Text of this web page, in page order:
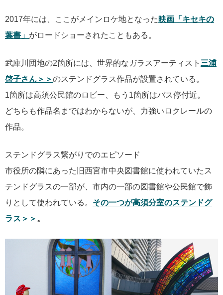
2017年には、ここがメインロケ地となった映画「キセキの
葉書」 がロードショーされたこともある。
武庫川団地の2箇所には、世界的なガラスアーティスト 三浦
啓子さん＞＞のステンドグラス作品が設置されている。
1箇所は高須公民館のロビー、もう1箇所はバス停付近。
どちらも作品名まではわからないが、力強いロクレールの
作品。
ステンドグラス繋がりでのエピソード
市役所の隣にあった旧西宮市中央図書館に使われていたス
テンドグラスの一部が、市内の一部の図書館や公民館で飾
りとして使われている。 その一つが高須分室のステンドグ
ラス＞＞ 。